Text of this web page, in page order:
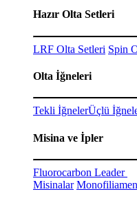
Hazır Olta Setleri
LRF Olta Setleri Spin
Olta İğneleri
Tekli İğnelerÜçlü
Misina ve İpler
Fluorocarbon Leader
Misinalar